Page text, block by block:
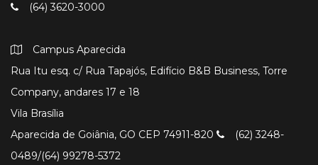
(64) 3620-3000
Campus Aparecida
Rua Itu esq. c/ Rua Tapajós, Edifício B&B Business, Torre
Company, andares 17 e 18
Vila Brasília
Aparecida de Goiânia, GO CEP 74911-820
(62) 3248-
0489/(64) 99278-5372